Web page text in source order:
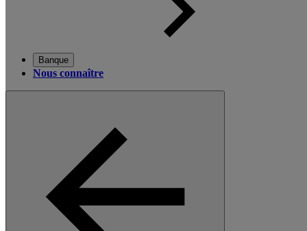
Banque
Nous connaître